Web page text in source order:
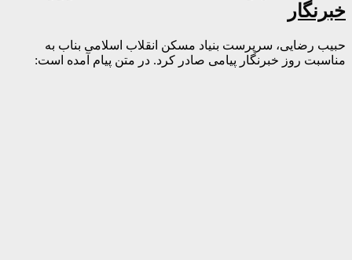
خبرنگار
حبیب رضایی، سرپرست بنیاد مسکن انقلاب اسلامی بناب به
مناسبت روز خبرنگار پیامی صادر کرد. در متن پیام آمده است: